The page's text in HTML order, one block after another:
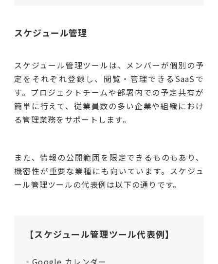
スケジュール管理
スケジュール管理ツールは、メンバーが個別の予
定をそれぞれ登録し、閲覧・管理できるSaaSで
す。プロジェクトチームや部署内での予定共有が
簡単に行えて、従業員数の多い企業や組織におけ
る管理業務をサポートします。
また、情報の公開範囲を限定できるものもあり、
機密性が重要な業種にも向いています。スケジュ
ール管理ツールの代表例は以下の通りです。
【スケジュール管理ツール代表例】